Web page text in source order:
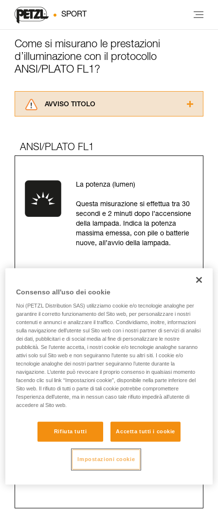
SPORT
Come si misurano le prestazioni
d’illuminazione con il protocollo
ANSI/PLATO FL1?
AVVISO TITOLO
consultarlo. Dovete aver compreso le
informazioni dell’istruzione tecnica per poter
formazione ed un addestramento specifico.
capacità di rifare la manovra, da soli, in piena
sicurezza, prima di riprodurla autonomamente.
Forniamo esempi di tecniche relative alla vostra
attività. Ne possono esistere altre che non
vengono qui descritte.
ANSI/PLATO FL1
La potenza (lumen)
Questa misurazione si effettua tra 30
secondi e 2 minuti dopo l’accensione
della lampada. Indica la potenza
massima emessa, con pile o batterie
nuove, all’avvio della lampada.
Si tratta della distanza massima tra la
lampada e il luogo in cui restano
soltanto 0,25 lux d’illuminazione. La
misurazione si fa all’accensione con
pile o batterie nuove. La distanza
d’illuminazione dipende direttamente
dalla potenza d’illuminazione, ma
soprattutto dalla forma del fascio
luminoso.
Corrisponde alla durata durante la
quale l’illuminazione è ottimale. Si
misura da 30 secondi dopo
l’accensione della lampada fino a che
quest’ultima raggiunge il 10 % della
potenza massima.
Consenso all'uso dei cookie
Noi (PETZL Distribution SAS) utilizziamo cookie e/o tecnologie analoghe per
garantire il corretto funzionamento del Sito web, per personalizzare i nostri
contenuti e annunci e analizzare il traffico. Condividiamo, inoltre, informazioni
sulla navigazione dell’utente sul Sito web con i nostri partner di servizi di analisi
dei dati, pubblicitari e di social media al fine di personalizzare le nostre
pubblicità. Se l’utente accetta, i nostri cookie e/o tecnologie analoghe saranno
attivi solo sul Sito web e non seguiranno l’utente su altri siti. I cookie e/o
tecnologie analoghe dei nostri partner seguiranno l’utente durante la
navigazione. L’utente può revocare il proprio consenso in qualsiasi momento
facendo clic sul link “Impostazioni cookie”, disponibile nella parte inferiore del
Sito web. Il rifiuto di tutti o parte di tali cookie potrebbe compromettere
l’esperienza dell’utente, ma in nessun caso tale rifiuto impedirà all’utente di
accedere al Sito web.
Rifiuta tutti Accetta tutti i cookie
Impostazioni cookie